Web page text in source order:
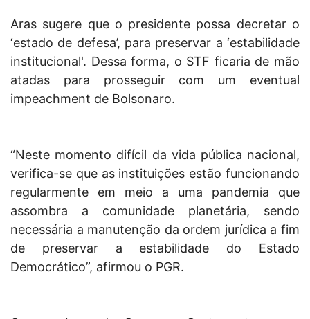
Aras sugere que o presidente possa decretar o
‘estado de defesa’, para preservar a ‘estabilidade
institucional'. Dessa forma, o STF ficaria de mão
atadas para prosseguir com um eventual
impeachment de Bolsonaro.
“Neste momento difícil da vida pública nacional,
verifica-se que as instituições estão funcionando
regularmente em meio a uma pandemia que
assombra a comunidade planetária, sendo
necessária a manutenção da ordem jurídica a fim
de preservar a estabilidade do Estado
Democrático”, afirmou o PGR.